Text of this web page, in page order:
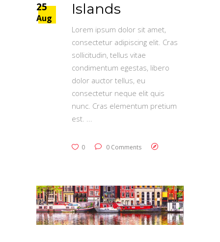
25
Aug
Islands
Lorem ipsum dolor sit amet,
consectetur adipiscing elit. Cras
sollicitudin, tellus vitae
condimentum egestas, libero
dolor auctor tellus, eu
consectetur neque elit quis
nunc. Cras elementum pretium
est.
0 0 Comments